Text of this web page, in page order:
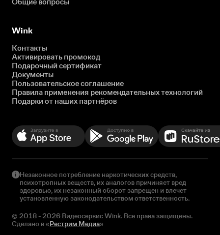
Общие вопросы
Wink
Контакты
Активировать промокод
Подарочный сертификат
Документы
Пользовательское соглашение
Правила применения рекомендательных технологий
Подарки от наших партнёров
Незаконное потребление наркотических средств,
психотропных веществ, их аналогов причиняет вред
здоровью, их незаконный оборот запрещен и влечет
установленную законодательством ответственность.
© 2018 - 2026 Видеосервис Wink. Все права защищены.
Сделано в «Рестрим Медиа»